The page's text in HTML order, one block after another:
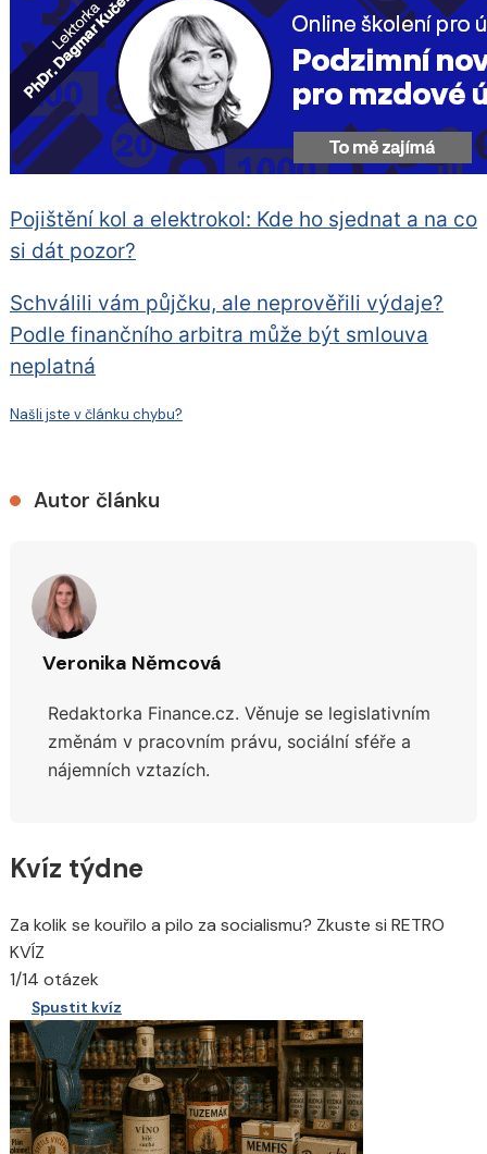
Pojištění kol a elektrokol: Kde ho sjednat a na co
si dát pozor?
Schválili vám půjčku, ale neprověřili výdaje?
Podle finančního arbitra může být smlouva
neplatná
Našli jste v článku chybu?
Autor článku
Veronika Němcová
Redaktorka Finance.cz. Věnuje se legislativním
změnám v pracovním právu, sociální sféře a
nájemních vztazích.
Kvíz týdne
Za kolik se kouřilo a pilo za socialismu? Zkuste si RETRO
KVÍZ
1/14 otázek
Spustit kvíz